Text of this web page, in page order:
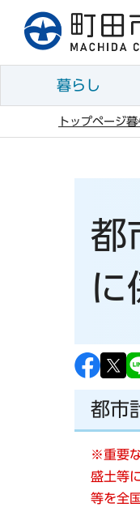
先
暮らし
トップページ暮
都
に
都市
※重要
盛土等
等を全